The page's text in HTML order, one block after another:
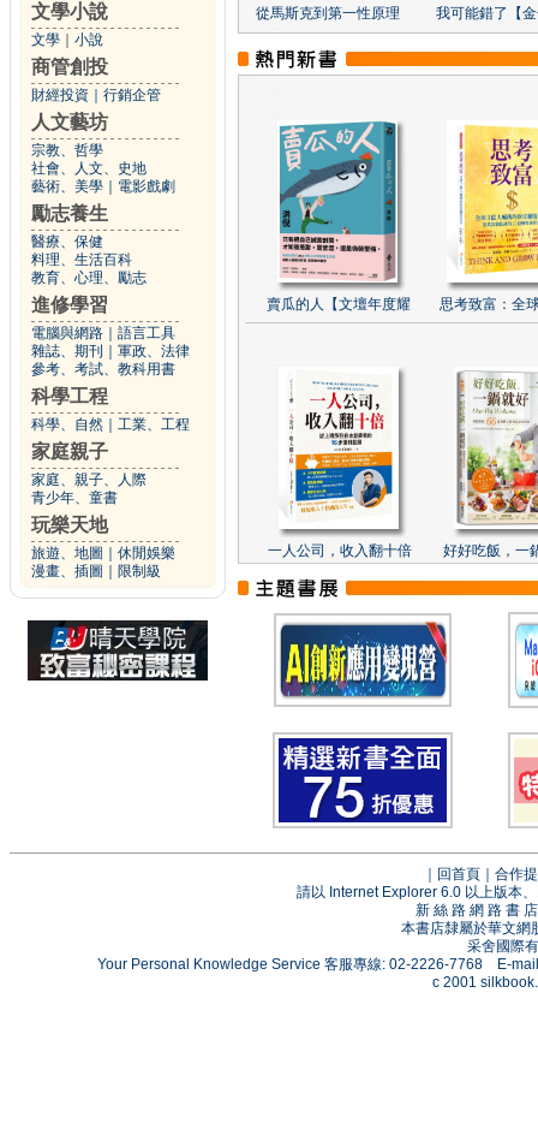
文學小說
文學 小說
商管創投
財經投資 行銷企管
人文藝坊
宗教、哲學
社會、人文、史地
藝術、美學
電影戲劇
勵志養生
醫療、保健
料理、生活百科
教育、心理、勵志
進修學習
電腦與網路
語言工具
雜誌、期刊
軍政、法律
參考、考試、教科用書
科學工程
科學、自然 工業、工程
家庭親子
家庭、親子、人際
青少年、童書
玩樂天地
旅遊、地圖
休閒娛樂
漫畫、插圖
限制級
從馬斯克到第一性原理 我可能錯了【
賣瓜的人【文壇年度耀 思考致富：全
一人公司，收入翻十倍 好好吃飯，一
回首頁
合作
請以 Internet Explorer 6.0 以上版本
新 絲 路 網 路 書
本書店隸屬於華文網
采舍國際
Your Personal Knowledge Service 客服專線: 02-2226-7768 E-
c 2001